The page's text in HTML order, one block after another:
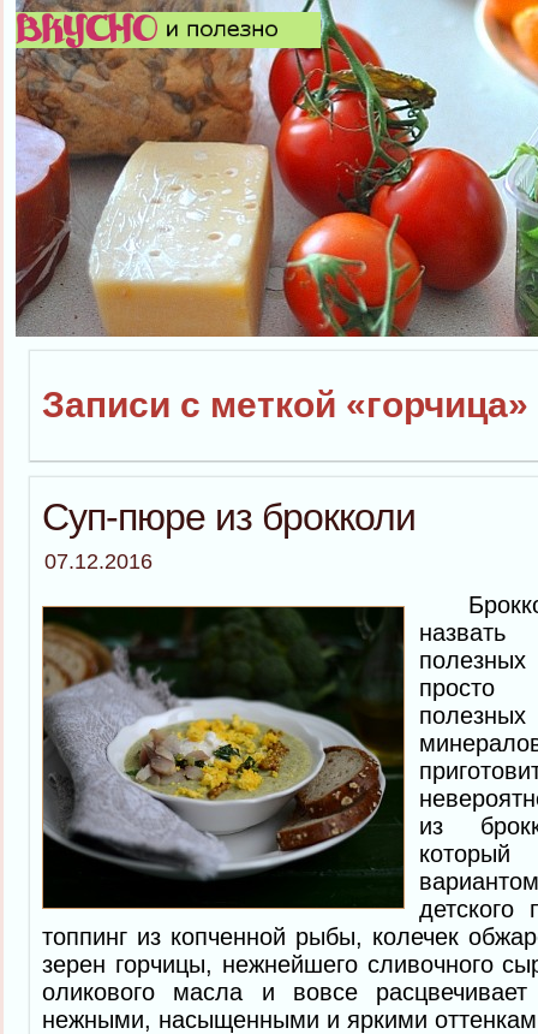
Записи с меткой «горчица»
Суп-пюре из брокколи
07.12.2016
просто
из
детского
топпинг из копченной рыбы, колечек
зерен горчицы, нежнейшего сливочного
оликового масла и вовсе
нежными, насыщенными и яркими